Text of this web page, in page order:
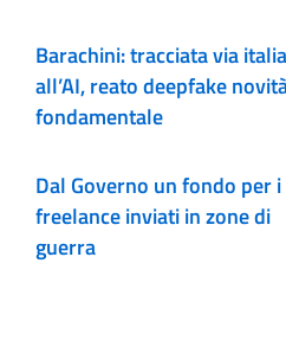
Barachini: tracciata via
all’AI, reato deepfake
fondamentale
Dal Governo un fondo per i
freelance inviati in zone di
guerra